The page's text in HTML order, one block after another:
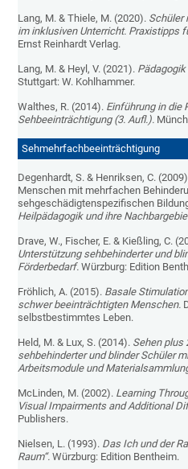
Lang, M. & Thiele, M. (2020). Schüler
im inklusiven Unterricht. Praxistipps
Ernst Reinhardt Verlag.
Lang, M. & Heyl, V. (2021).
Stuttgart: W. Kohlhammer.
Walthes, R. (2014). Einführung in die
Sehbeeinträchtigung (3. Aufl.).
Sehmehrfachbeeinträchtigung
Degenhardt, S. & Henriksen, C.
Menschen mit mehrfachen
sehgeschädigtenspezifischen
Heilpädagogik und ihre
Drave, W., Fischer, E. & Kießling, C.
Unterstützung sehbehinderter und
Förderbedarf. Würzburg: Edition
Fröhlich, A. (2015). Basale
schwer beeinträchtigten Menschen.
selbstbestimmtes Leben.
Held, M. & Lux, S. (2014). Sehen plus
sehbehinderter und blinder Schüler
Arbeitsmodule und
McLinden, M. (2002). Learning
Visual Impairments and Additional
Publishers.
Nielsen, L. (1993). Das Ich und der
Raum“. Würzburg: Edition Bentheim.